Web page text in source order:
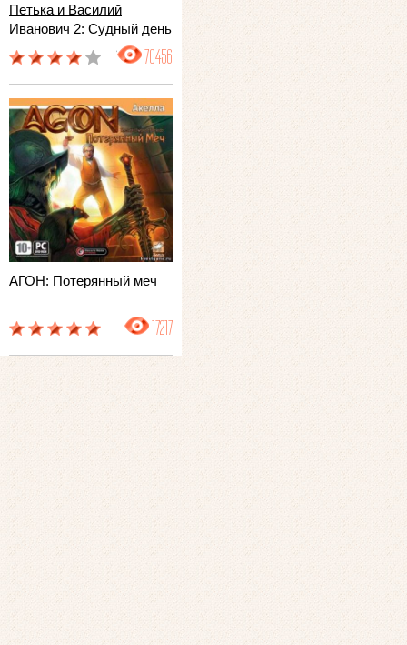
Петька и Василий
Иванович 2: Судный день
70456
АГОН: Потерянный меч
17217